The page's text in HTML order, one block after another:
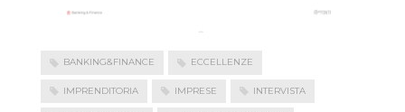
BANKING&FINANCE ECCELLENZE
IMPRENDITORIA IMPRESE INTERVISTA